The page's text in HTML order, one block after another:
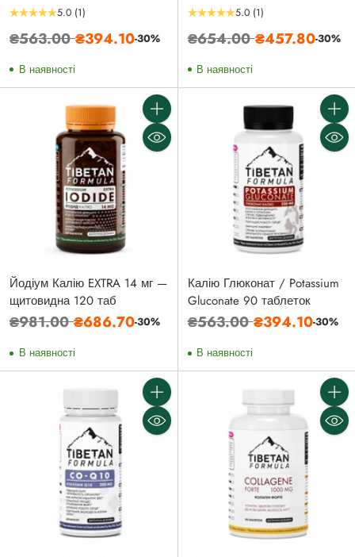
5.0 (1)
Звичайна
₴563.00₴394.10-30%
В наявності
5.0 (1)
Звичайна
₴654.00₴457.80-30%
В наявності
Кількість
Йодіум Калію EXTRA 14 мг —
щитовидна 120 таб
Звичайна
₴981.00₴686.70-30%
В наявності
Калію Глюконат / Potassium
Gluconate 90 таблеток
Звичайна
₴563.00₴394.10-30%
В наявності
Кількість